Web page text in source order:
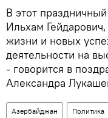
В этот
Ильхам
жизни и новых
деятельности на
- говорится в
Александра
Азербайджан Политика